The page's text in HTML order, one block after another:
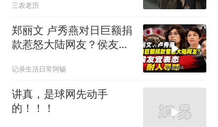
三农老历
郑丽文 卢秀燕对日巨额捐
款惹怒大陆网友？侯友宜
记录生活日常阿蜴
讲真，是球网先动手
的！！！